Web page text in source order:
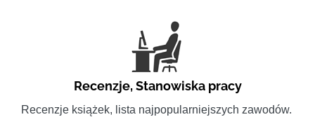
Recenzje,Stanowiska pracy
Recenzje książek, lista najpopularniejszych zawodów.